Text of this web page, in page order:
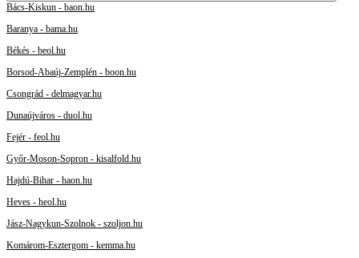
Bács-Kiskun - baon.hu
Baranya - bama.hu
Békés - beol.hu
Borsod-Abaúj-Zemplén - boon.hu
Csongrád - delmagyar.hu
Dunaújváros - duol.hu
Fejér - feol.hu
Győr-Moson-Sopron - kisalfold.hu
Hajdú-Bihar - haon.hu
Heves - heol.hu
Jász-Nagykun-Szolnok - szoljon.hu
Komárom-Esztergom - kemma.hu